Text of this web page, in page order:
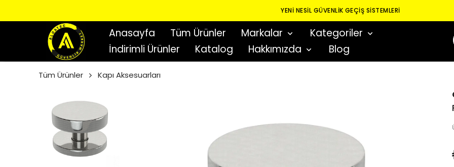
YENI NESIL GÜVENLIK GEÇIŞ SISTEMLERI
Anasayfa Tüm Ürünler Markalar
Kategoriler
İndirimli Ürünler
Katalog Hakkımızda Blog
Tüm Ürünler Kapı Aksesuarları